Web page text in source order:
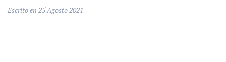
Escrito en 25 Agosto 2021